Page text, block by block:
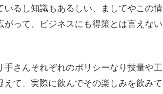
るし知識もあるしい、ましてやこの情
って、ビジネスにも得策とは言えない
さんそれぞれのポリシーなり技量や工
て、実際に飲んでその楽しみを飲みて